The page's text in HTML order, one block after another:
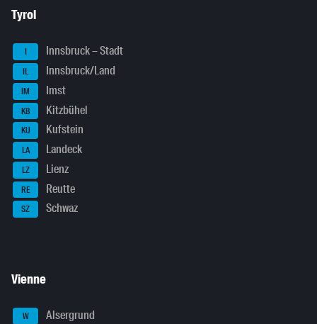
Tyrol
I Innsbruck – Stadt
IL Innsbruck/Land
IM Imst
KB Kitzbühel
KU Kufstein
LA Landeck
LZ Lienz
RE Reutte
SZ Schwaz
Vienne
W Alsergrund